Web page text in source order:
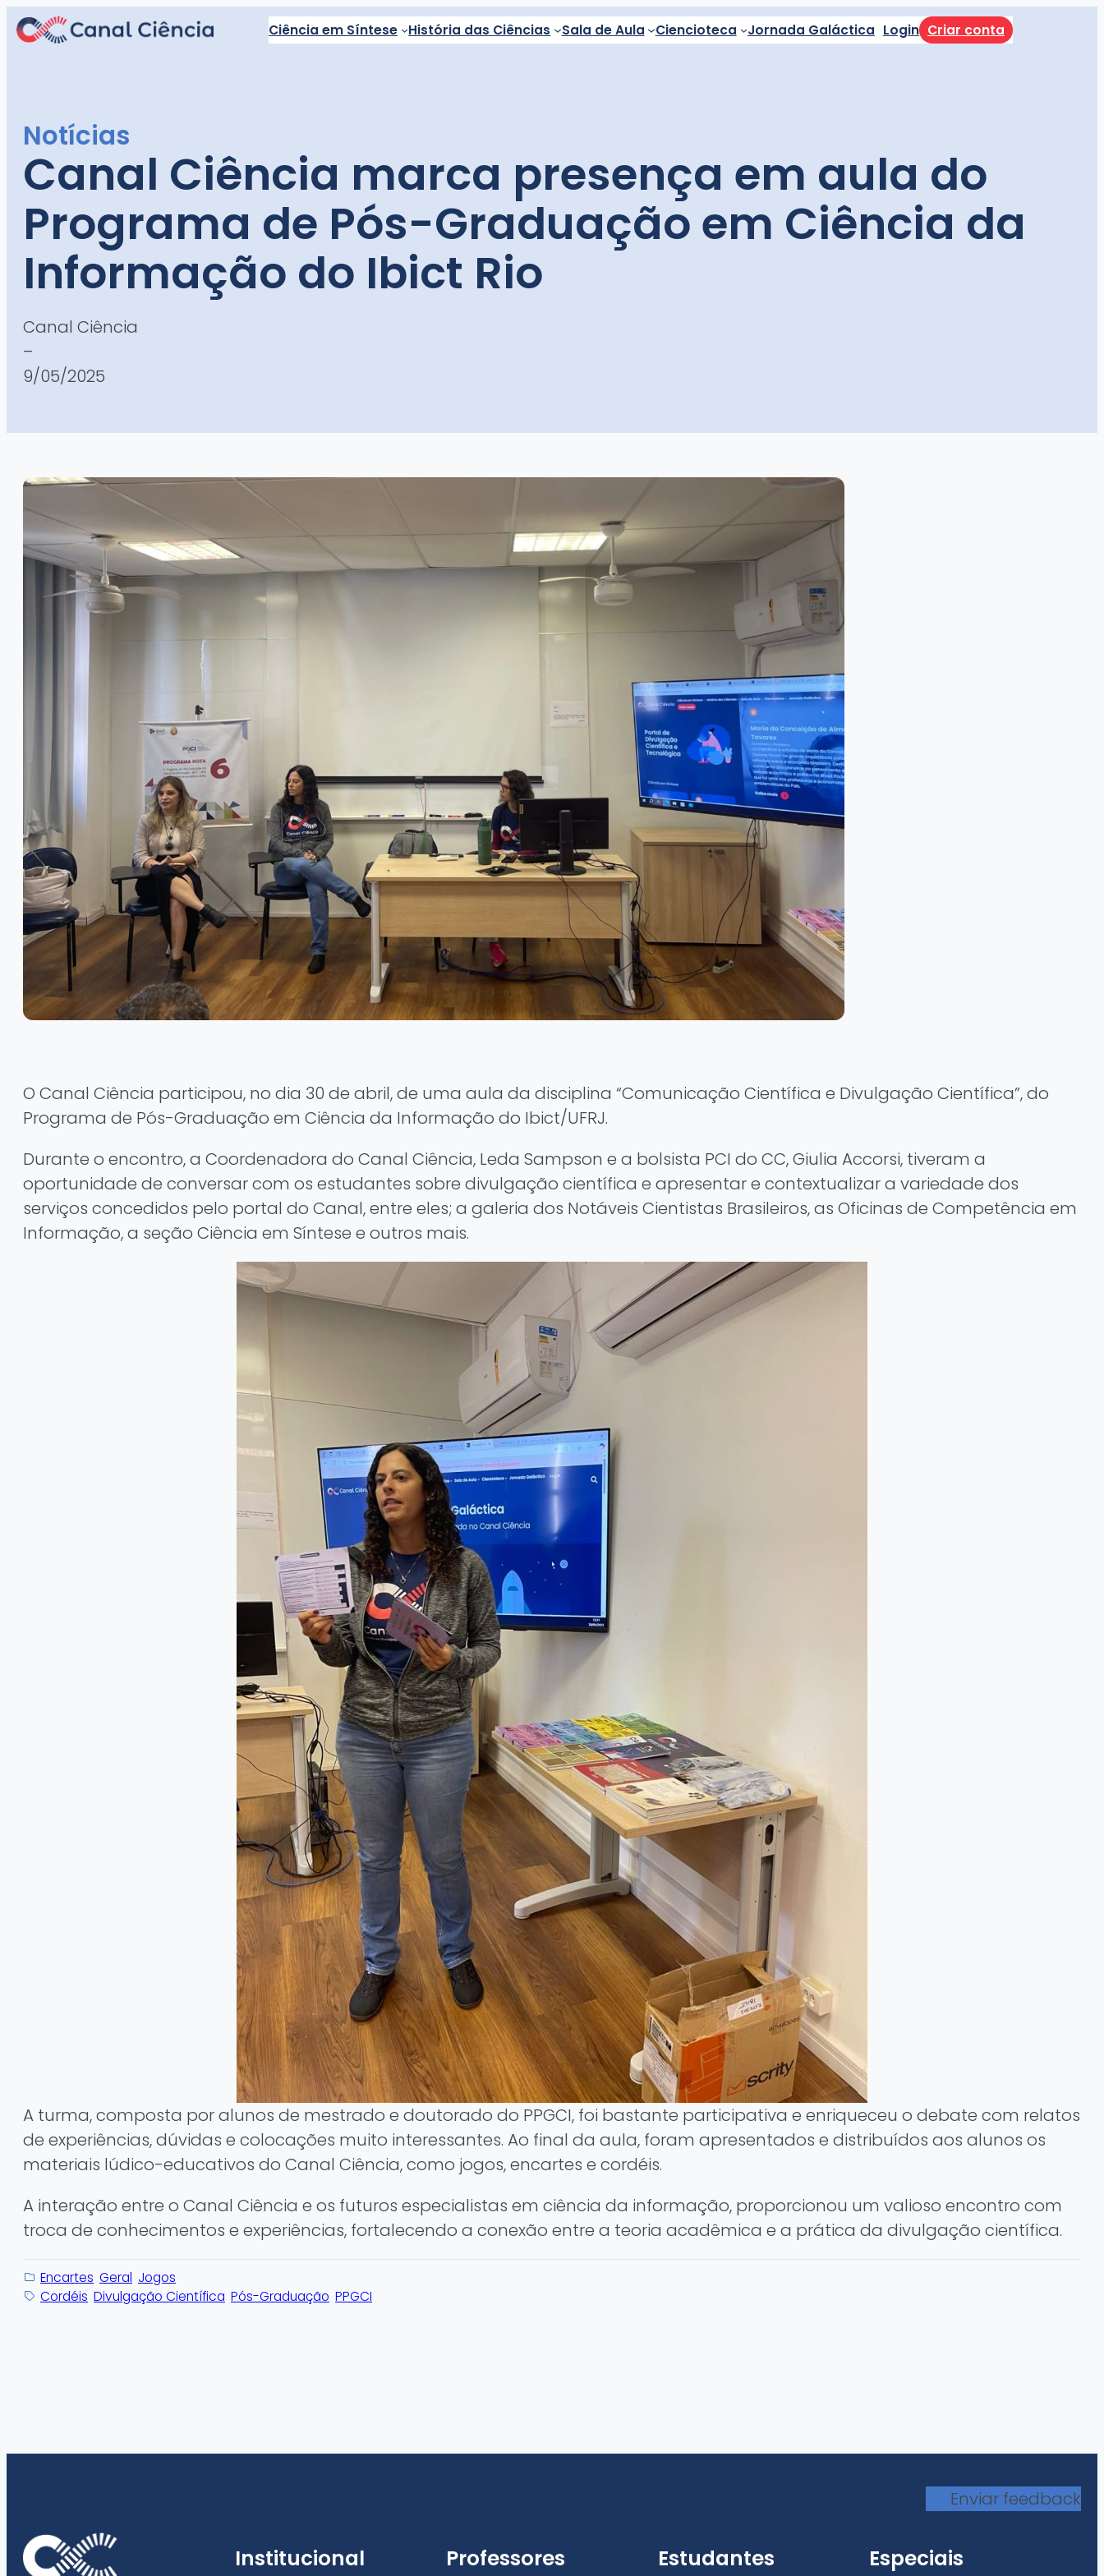
Pular
para
Ciência em Síntese História das Ciências Sala de Aula Ciencioteca Jornada Galáctica Login Criar conta
Notícias
Canal Ciência marca presença em aula do
Programa de Pós-Graduação em Ciência da
Informação do Ibict Rio
Canal Ciência
–
9/05/2025
O Canal Ciência participou, no dia 30 de abril, de uma aula da disciplina “Comunicação Científica e Divulgação Científica”, do
Programa de Pós-Graduação em Ciência da Informação do Ibict/UFRJ.
Durante o encontro, a Coordenadora do Canal Ciência, Leda Sampson e a bolsista PCI do CC, Giulia Accorsi, tiveram a
oportunidade de conversar com os estudantes sobre divulgação científica e apresentar e contextualizar a variedade dos
serviços concedidos pelo portal do Canal, entre eles; a galeria dos Notáveis Cientistas Brasileiros, as Oficinas de Competência em
Informação, a seção Ciência em Síntese e outros mais.
A turma, composta por alunos de mestrado e doutorado do PPGCI, foi bastante participativa e enriqueceu o debate com relatos
de experiências, dúvidas e colocações muito interessantes. Ao final da aula, foram apresentados e distribuídos aos alunos os
materiais lúdico-educativos do Canal Ciência, como jogos, encartes e cordéis.
A interação entre o Canal Ciência e os futuros especialistas em ciência da informação, proporcionou um valioso encontro com
troca de conhecimentos e experiências, fortalecendo a conexão entre a teoria acadêmica e a prática da divulgação científica.
Encartes Geral Jogos
Cordéis Divulgação Científica Pós-Graduação PPGCI
Enviar feedback
Institucional Professores Estudantes Especiais